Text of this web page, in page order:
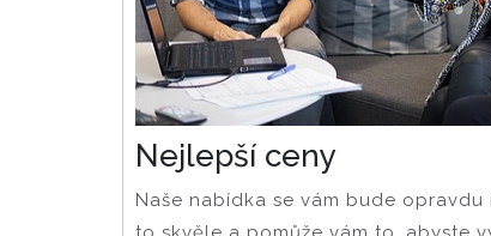
Nejlepší ceny
Naše nabídka se vám bude